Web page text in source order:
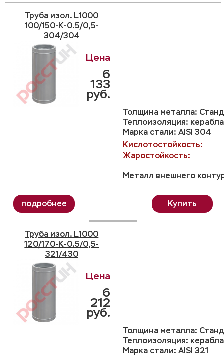
Труба изол. L1000
100/150-K-0.5/0,5-
304/304
Толщина металла:
Теплоизоляция:
Марка стали: AISI 304
Кислотостойкость:
Жаростойкость:
Металл внешнего
6
133
руб.
Купить
Труба изол. L1000
120/170-K-0.5/0,5-
321/430
Толщина металла:
Теплоизоляция:
Марка стали: AISI 321
6
212
руб.